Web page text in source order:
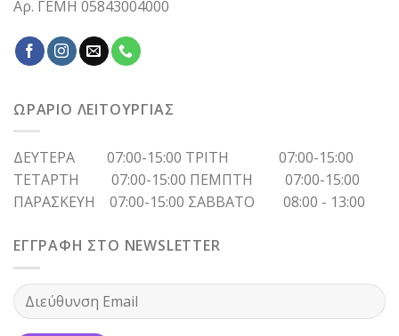
Αρ. ΓΕΜΗ 05843004000
ΩΡΑΡΙΟ ΛΕΙΤΟΥΡΓΙΑΣ
ΔΕΥΤΕΡΑ 07:00-15:00 ΤΡΙΤΗ 07:00-15:00
ΤΕΤΑΡΤΗ 07:00-15:00 ΠΕΜΠΤΗ 07:00-15:00
ΠΑΡΑΣΚΕΥΗ 07:00-15:00 ΣΑΒΒΑΤΟ 08:00 - 13:00
ΕΓΓΡΑΦΗ ΣΤΟ NEWSLETTER